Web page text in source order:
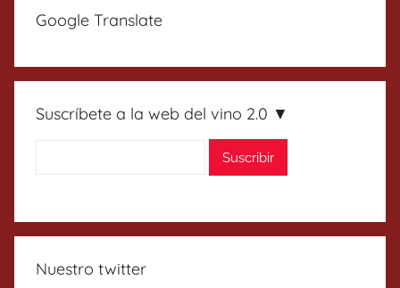
entradas
Google Translate
Suscríbete a la web del vino 2.0 ▼
Nuestro twitter